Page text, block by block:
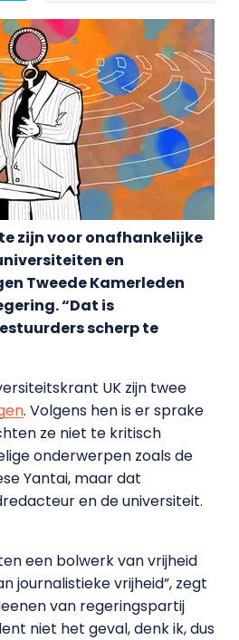
zijn voor onafhankelijke
en
Tweede Kamerleden
“Dat is
scherp te
UK zijn twee
. Volgens hen is er sprake
ze niet te kritisch
onderwerpen zoals de
Yantai, maar dat
en de universiteit.
een bolwerk van vrijheid
journalistieke vrijheid”, zegt
van regeringspartij
niet het geval, denk ik, dus